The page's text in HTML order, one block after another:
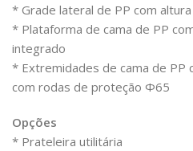
* Grade lateral de PP com
* Plataforma de cama de PP
integrado
* Extremidades de cama de PP
com rodas de proteção Φ65
Opções
* Prateleira utilitária